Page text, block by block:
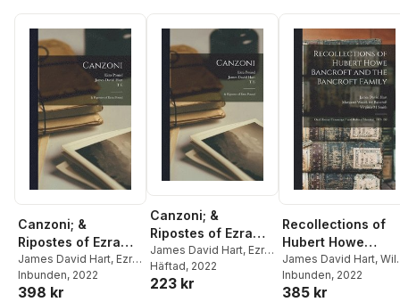
Canzoni; &
Ripostes of Ezra
Pound
James David Hart, Ezra
Pound,T E 1883-1917
Hulme
Inbunden, 2022
398 kr
Canzoni; &
Ripostes of Ezra
Pound
James David Hart, Ezra
Pound, T E 1883-1917
Hulme
Häftad, 2022
223 kr
Recollections of
Hubert Howe
Bancroft and the
Bancroft Family
James David Hart,
K Baum,Margaret
Wood Ive Bancroft
Inbunden, 2022
385 kr